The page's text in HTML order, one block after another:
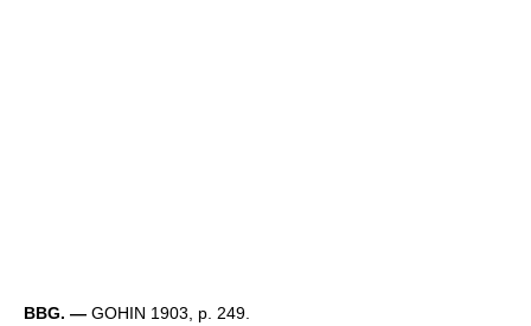
BBG. — GOHIN 1903, p. 249.